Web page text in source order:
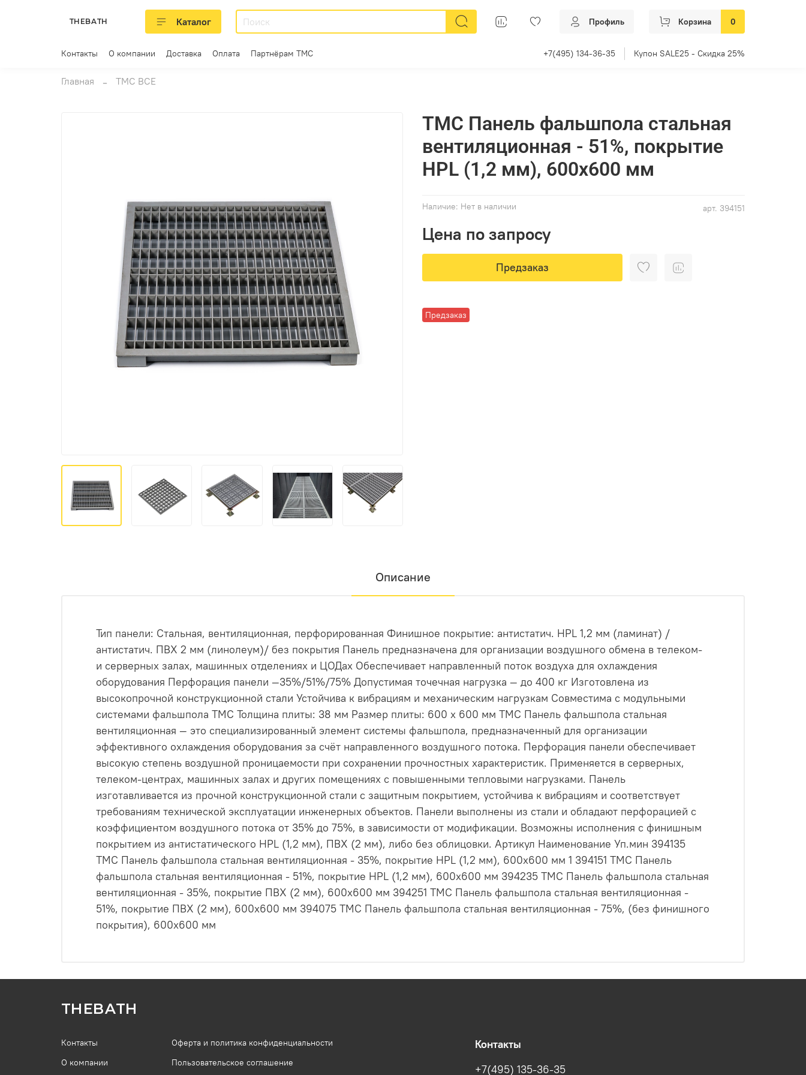
THEBATH Каталог Профиль Корзина 0
Контакты О компании Доставка Оплата Партнёрам ТМС +7(495) 134-36-35 Купон SALE25 - Скидка 25%
Главная ТМС ВСЕ
арт. 394151
Наличие: Нет в наличии
Предзаказ
ТМС Панель фальшпола стальная
вентиляционная - 51%, покрытие
HPL (1,2 мм), 600х600 мм
Цена по запросу
Предзаказ
Описание
Тип панели: Стальная, вентиляционная, перфорированная Финишное покрытие: антистатич. HPL 1,2 мм (ламинат) /
антистатич. ПВХ 2 мм (линолеум)/ без покрытия Панель предназначена для организации воздушного обмена в телеком-
и серверных залах, машинных отделениях и ЦОДах Обеспечивает направленный поток воздуха для охлаждения
оборудования Перфорация панели —35%/51%/75% Допустимая точечная нагрузка — до 400 кг Изготовлена из
высокопрочной конструкционной стали Устойчива к вибрациям и механическим нагрузкам Совместима с модульными
системами фальшпола ТМС Толщина плиты: 38 мм Размер плиты: 600 х 600 мм ТМС Панель фальшпола стальная
вентиляционная — это специализированный элемент системы фальшпола, предназначенный для организации
эффективного охлаждения оборудования за счёт направленного воздушного потока. Перфорация панели обеспечивает
высокую степень воздушной проницаемости при сохранении прочностных характеристик. Применяется в серверных,
телеком-центрах, машинных залах и других помещениях с повышенными тепловыми нагрузками. Панель
изготавливается из прочной конструкционной стали с защитным покрытием, устойчива к вибрациям и соответствует
требованиям технической эксплуатации инженерных объектов. Панели выполнены из стали и обладают перфорацией с
коэффициентом воздушного потока от 35% до 75%, в зависимости от модификации. Возможны исполнения с финишным
покрытием из антистатического HPL (1,2 мм), ПВХ (2 мм), либо без облицовки. Артикул Наименование Уп.мин 394135
ТМС Панель фальшпола стальная вентиляционная - 35%, покрытие HPL (1,2 мм), 600х600 мм 1 394151 ТМС Панель
фальшпола стальная вентиляционная - 51%, покрытие HPL (1,2 мм), 600х600 мм 394235 ТМС Панель фальшпола стальная
вентиляционная - 35%, покрытие ПВХ (2 мм), 600х600 мм 394251 ТМС Панель фальшпола стальная вентиляционная -
51%, покрытие ПВХ (2 мм), 600х600 мм 394075 ТМС Панель фальшпола стальная вентиляционная - 75%, (без финишного
покрытия), 600х600 мм
THEBATH
Контакты
О компании
Оферта и политика конфиденциальности
Пользовательское соглашение
Контакты
+7(495) 135-36-35